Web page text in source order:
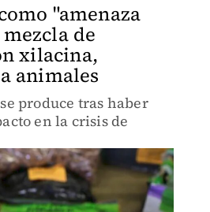
"amenaza
de
xilacina,
animales
produce tras haber
en la crisis de